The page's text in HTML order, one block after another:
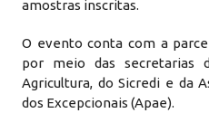
amostras inscritas.
O evento conta com a
por meio das secretarias
Agricultura, do Sicredi e da
dos Excepcionais (Apae).